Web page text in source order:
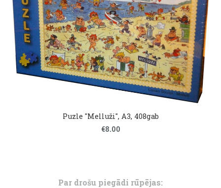
Puzle "Melluži", A3, 408gab
€8.00
Par drošu piegādi rūpējas: